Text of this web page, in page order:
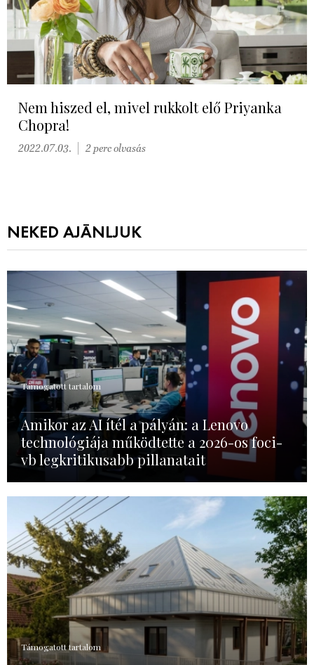
Nem hiszed el, mivel rukkolt elő Priyanka
Chopra!
2022.07.03. 2 perc olvasás
NEKED AJÁNLJUK
Támogatott tartalom
Amikor az AI ítél a pályán: a Lenovo
technológiája működtette a 2026-os foci-
vb legkritikusabb pillanatait
Támogatott tartalom